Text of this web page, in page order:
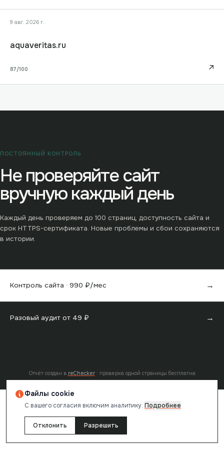
9 авг. 2026 г.
aquaveritas.ru
87/100 ↗
ПОСТОЯННЫЙ КОНТРОЛЬ
Не проверяйте сайт
вручную каждый день
Каждый день проверяем до 100 страниц, доступность сайта и
срок HTTPS-сертификата. Новые проблемы и сбои сохраняются
в истории.
Контроль сайта · 990 ₽/мес →
Разовый аудит от 49 ₽ →
Отчёт создан в reChecker· проверка одной страницы бесплатна
Файлы cookie
С вашего согласия включим аналитику. Подробнее
Отклонить Разрешить